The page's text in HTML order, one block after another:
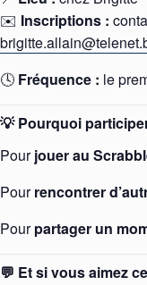
✉️ Inscriptions :
🕓 Fréquence : le
💡 Pourquoi
Pourjouer au
Pourrencontrer
Pourpartager un
💬 Et si vous aimez